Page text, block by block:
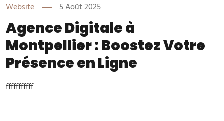
Website 5 Août 2025
Agence Digitale à
Montpellier : Boostez Votre
Présence en Ligne
fffffffffff